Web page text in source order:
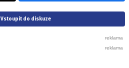
Vstoupit do diskuze